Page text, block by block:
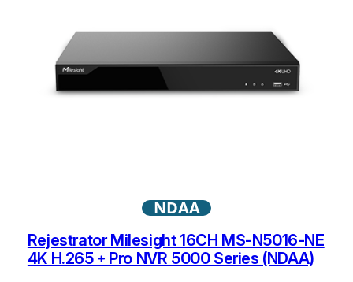
NDAA
Rejestrator Milesight 16CH MS-N5016-NE
4K H.265﹢Pro NVR 5000 Series (NDAA)